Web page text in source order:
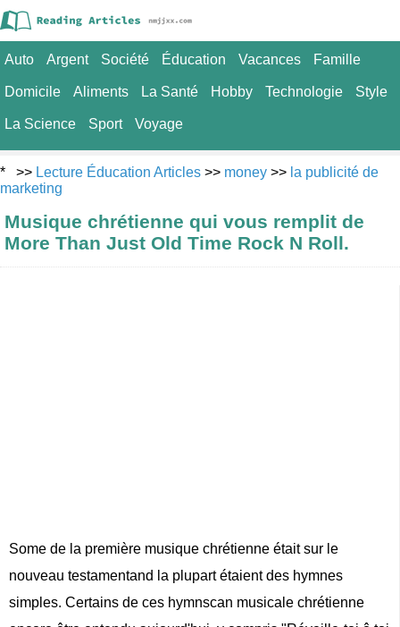
Auto Argent Société Éducation Vacances Famille
Domicile Aliments La Santé Hobby Technologie Style
La Science Sport Voyage
* >> Lecture Éducation Articles >> money >> la publicité de
marketing
Musique chrétienne qui vous remplit de
More Than Just Old Time Rock N Roll.
Some de la première musique chrétienne était sur le
nouveau testamentand la plupart étaient des hymnes
simples. Certains de ces hymnscan musicale chrétienne